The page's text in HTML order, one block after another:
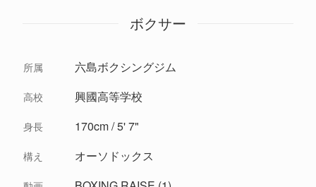
ボクサー
所属 六島ボクシングジム
高校 興國高等学校
身長 170cm / 5' 7"
構え オーソドックス